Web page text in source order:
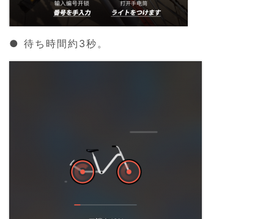
● 待ち時間約3秒。